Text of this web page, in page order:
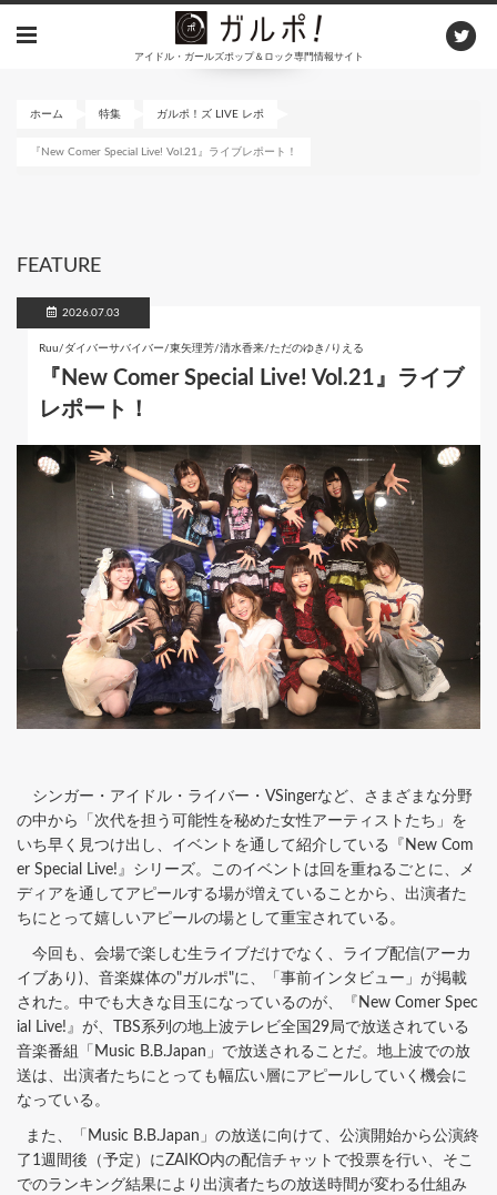
アイドル・ガールズポップ＆ロック専門情報サイト
ホーム 特集 ガルポ！ズ LIVE レポ
『New Comer Special Live! Vol.21』ライブレポート！
FEATURE
2026.07.03
Ruu/ダイバーサバイバー/東矢理芳/清水香来/ただのゆき/りえる
『New Comer Special Live! Vol.21』ライブ
レポート！
シンガー・アイドル・ライバー・VSingerなど、さまざまな分野
の中から「次代を担う可能性を秘めた女性アーティストたち」を
いち早く見つけ出し、イベントを通して紹介している『New Com
er Special Live!』シリーズ。このイベントは回を重ねるごとに、メ
ディアを通してアピールする場が増えていることから、出演者た
ちにとって嬉しいアピールの場として重宝されている。
今回も、会場で楽しむ生ライブだけでなく、ライブ配信(アーカ
イブあり)、音楽媒体の"ガルポ"に、「事前インタビュー」が掲載
された。中でも大きな目玉になっているのが、『New Comer Spec
ial Live!』が、TBS系列の地上波テレビ全国29局で放送されている
音楽番組「Music B.B.Japan」で放送されることだ。地上波での放
送は、出演者たちにとっても幅広い層にアピールしていく機会に
なっている。
また、「Music B.B.Japan」の放送に向けて、公演開始から公演終
了1週間後（予定）にZAIKO内の配信チャットで投票を行い、そこ
でのランキング結果により出演者たちの放送時間が変わる仕組み